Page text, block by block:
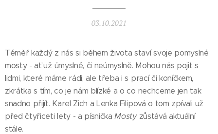
03.10.2021
Téměř každý z nás si během života staví svoje pomyslné
mosty - ať už úmyslně, či neúmyslně. Mohou nás pojit s
lidmi, které máme rádi, ale třeba i s prací či koníčkem,
zkrátka s tím, co je nám blízké a o co nechceme jen tak
snadno přijít. Karel Zich a Lenka Filipová o tom zpívali už
před čtyřiceti lety - a písničkaMostyzůstává aktuální
stále.